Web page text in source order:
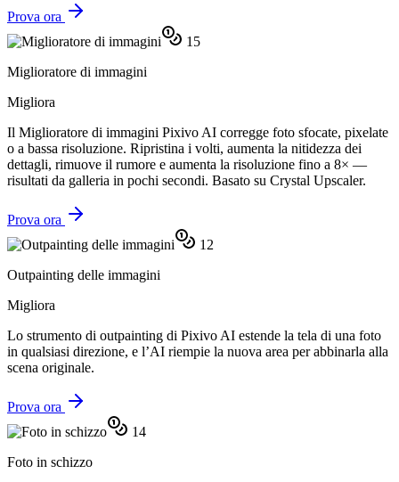
Prova ora
15
Miglioratore di immagini
Migliora
Il Miglioratore di immagini Pixivo AI corregge foto sfocate, pixelate
o a bassa risoluzione. Ripristina i volti, aumenta la nitidezza dei
dettagli, rimuove il rumore e aumenta la risoluzione fino a 8× —
risultati da galleria in pochi secondi. Basato su Crystal Upscaler.
Prova ora
12
Outpainting delle immagini
Migliora
Lo strumento di outpainting di Pixivo AI estende la tela di una foto
in qualsiasi direzione, e l’AI riempie la nuova area per abbinarla alla
scena originale.
Prova ora
14
Foto in schizzo